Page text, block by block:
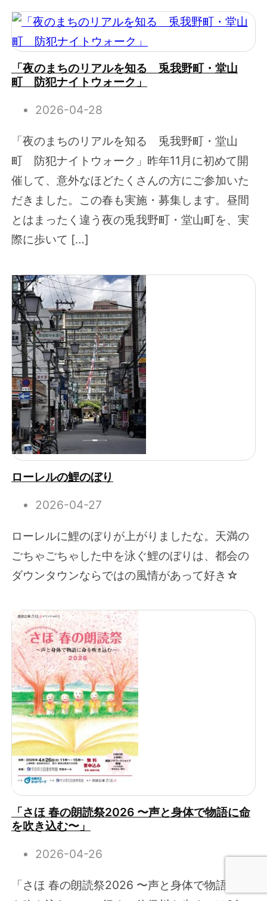
「夜のまちのリアルを知る 兎我野町・堂山
町 防犯ナイトウォーク」
2026-04-28
「夜のまちのリアルを知る 兎我野町・堂山
町 防犯ナイトウォーク」昨年11月に初めて開
催して、意外なほどたくさんの方にご参加いた
だきました。この春も実施・募集します。昼間
とはまったく違う夜の兎我野町・堂山町を、実
際に歩いて […]
ローレルの鯉のぼり
2026-04-27
ローレルに鯉のぼりが上がりましたな。天満の
ごちゃごちゃした中を泳ぐ鯉のぼりは、都会の
ダウンタウンならではの風情があって好き☆
「さほ 春の朗読祭2026 〜声と身体で物語に命
を吹き込む〜」
2026-04-26
「さほ 春の朗読祭2026 〜声と身体で物語に命